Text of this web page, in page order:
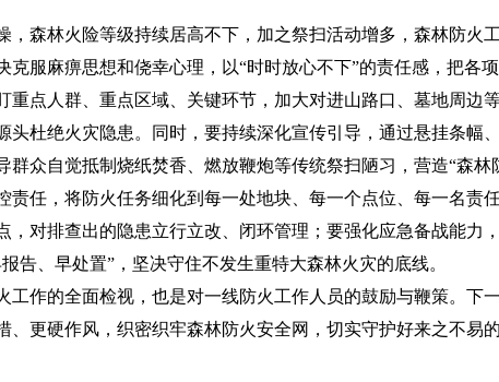
，森林火险等级持续居高不下，加之祭扫活动增多，森林防火
服麻痹思想和侥幸心理，以“时时放心不下”的责任感，把各
重点人群、重点区域、关键环节，加大对进山路口、墓地周边
头杜绝火灾隐患。同时，要持续深化宣传引导，通过悬挂条
众自觉抵制烧纸焚香、燃放鞭炮等传统祭扫陋习，营造“森林
责任，将防火任务细化到每一处地块、每一个点位、每一名责
对排查出的隐患立行立改、闭环管理；要强化应急备战能力
告、早处置”，坚决守住不发生重特大森林火灾的底线。
的全面检视，也是对一线防火工作人员的鼓励与鞭策。下
更硬作风，织密织牢森林防火安全网，切实守护好来之不易